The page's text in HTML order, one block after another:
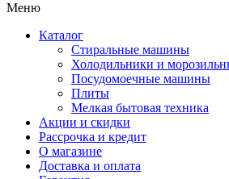
Меню
Каталог
Стиральные машины
Холодильники и
Посудомоечные машины
Плиты
Мелкая бытовая техника
Акции и скидки
Рассрочка и кредит
О магазине
Доставка и оплата